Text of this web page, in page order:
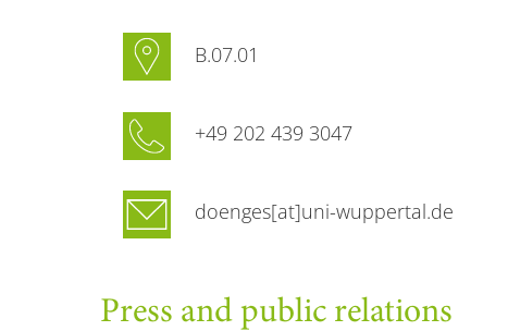
B.07.01
+49 202 439 3047
doenges[at]uni-wuppertal.de
Press and public relations